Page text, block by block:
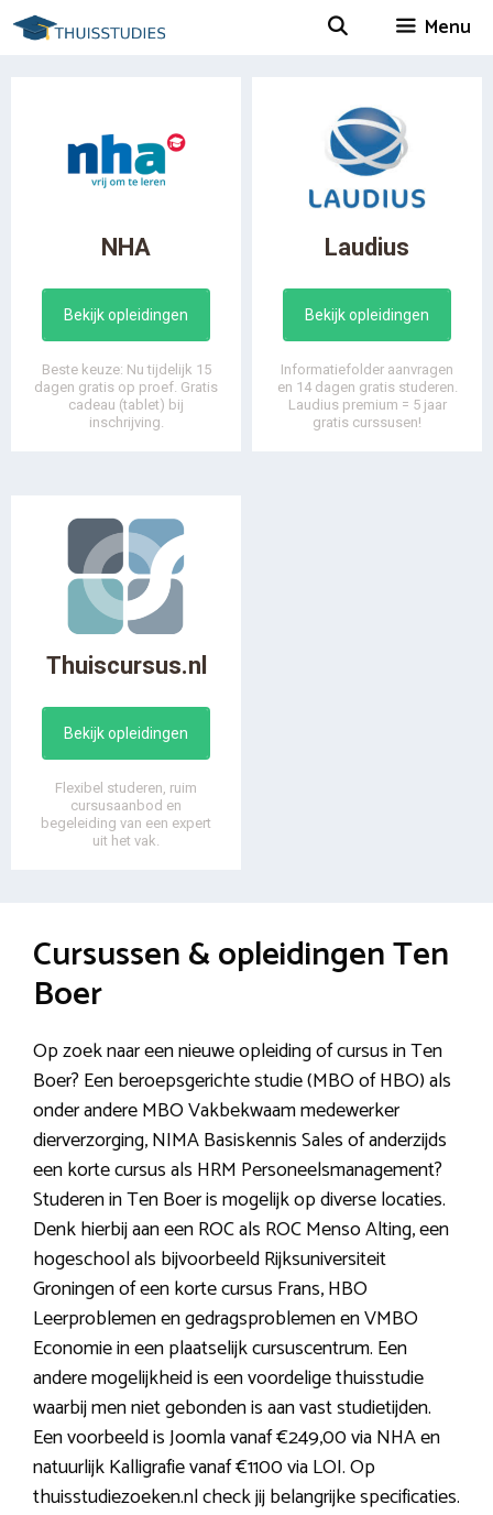
Spring
naar
Menu
NHA
Bekijk opleidingen
Beste keuze: Nu tijdelijk 15
dagen gratis op proef. Gratis
cadeau (tablet) bij
inschrijving.
Laudius
Bekijk opleidingen
Informatiefolder aanvragen
en 14 dagen gratis studeren.
Laudius premium = 5 jaar
gratis curssusen!
Thuiscursus.nl
Bekijk opleidingen
Flexibel studeren, ruim
cursusaanbod en
begeleiding van een expert
uit het vak.
Cursussen & opleidingen Ten
Boer
Op zoek naar een nieuwe opleiding of cursus in Ten
Boer? Een beroepsgerichte studie (MBO of HBO) als
onder andere MBO Vakbekwaam medewerker
dierverzorging, NIMA Basiskennis Sales of anderzijds
een korte cursus als HRM Personeelsmanagement?
Studeren in Ten Boer is mogelijk op diverse locaties.
Denk hierbij aan een ROC als ROC Menso Alting, een
hogeschool als bijvoorbeeld Rijksuniversiteit
Groningen of een korte cursus Frans, HBO
Leerproblemen en gedragsproblemen en VMBO
Economie in een plaatselijk cursuscentrum. Een
andere mogelijkheid is een voordelige thuisstudie
waarbij men niet gebonden is aan vast studietijden.
Een voorbeeld is Joomla vanaf €249,00 via NHA en
natuurlijk Kalligrafie vanaf €1100 via LOI. Op
thuisstudiezoeken.nl check jij belangrijke specificaties.